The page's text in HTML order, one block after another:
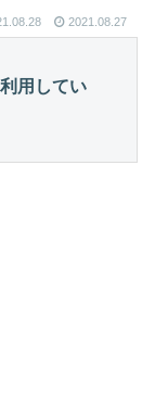
2021.08.27
用してい